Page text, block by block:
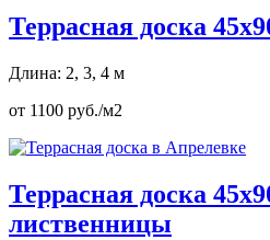
Террасная доска
Длина: 2, 3, 4 м
от 1100 руб./м2
Террасная доска
лиственницы